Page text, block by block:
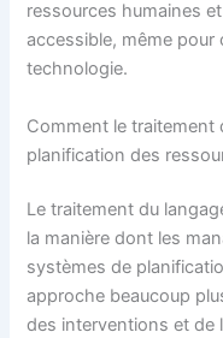
ressources humaines
accessible, même
technologie.
Comment le traitement
planification des
Le traitement du
la manière dont les
systèmes de
approche beaucoup
des interventions et de